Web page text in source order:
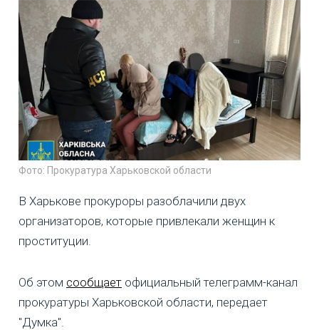
Фото: Прокуратура Харьковской области
В Харькове прокуроры разоблачили двух
организаторов, которые привлекали женщин к
проституции.
Об этом сообщает официальный телеграмм-канал
прокуратуры Харьковской области, передает
"Думка".